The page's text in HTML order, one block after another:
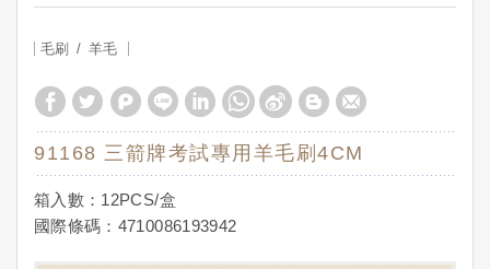
毛刷 羊毛
91168 三箭牌考試專用羊毛刷4CM
箱入數：12PCS/盒
國際條碼：4710086193942